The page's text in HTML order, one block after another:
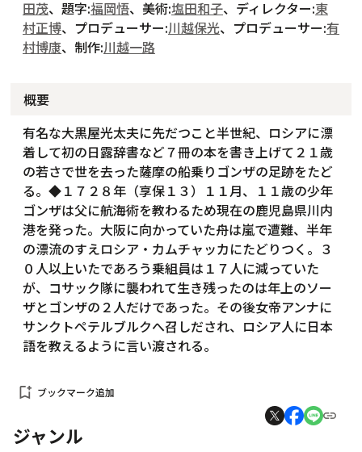
田茂、題字:福岡悟、美術:塩田和子、ディレクター:東
村正博、プロデューサー:川越保光、プロデューサー:有
村博康、制作:川越一路
概要
有名な大黒屋光太夫に先だつこと半世紀、ロシアに漂
着して初の日露辞書など７冊の本を書き上げて２１歳
の若さで世を去った薩摩の船乗りゴンザの足跡をたど
る。◆１７２８年（享保１３）１１月、１１歳の少年
ゴンザは父に航海術を教わるため現在の鹿児島県川内
港を発った。大阪に向かっていた舟は嵐で遭難、半年
の漂流のすえロシア・カムチャッカにたどりつく。３
０人以上いたであろう乗組員は１７人に減っていた
が、コサック隊に襲われて生き残ったのは年上のソー
ザとゴンザの２人だけであった。その後女帝アンナに
サンクトペテルブルクへ召しだされ、ロシア人に日本
語を教えるように言い渡される。
bookmark_add ブックマーク追加
ジャンル